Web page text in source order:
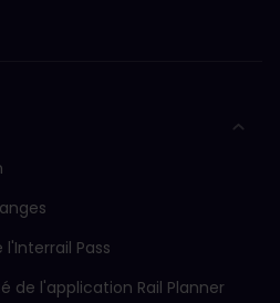
Pass
de l'application Rail Planner